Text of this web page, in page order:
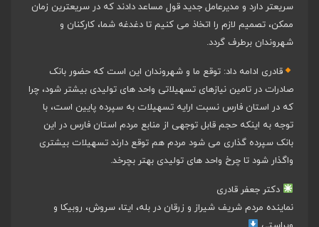
سریعتر دارد و مدیرعامل جدید قول مساعد دادند که در سریعترین زمان
ممکن، تصمیم لازم را اتخاذ می کنیم تا دغدغه شما، کارکنان و
شهروندان برطرف گردد.
قادری ادامه داد: توقع ما و شهروندان این است که حضور بانک
صادرات در تامین نیازهای تسهیلاتی واحد های تولیدی بیشتر شود، چرا
که در استان فارس نسبت ارایه تسهیلات به سپرده پایین است، با
توجه به اینکه حجم قابل توجهی از منابع مردم استان فارس در این
بانک سپرده گذاری می شود مردم هم توقع دارند تسهیلات بیشتری
واگذار شود تا چرخ واحد های تولیدی بهتر بچرخد.
دکتر جعفر قادری
نماینده مردم شریف شیراز و زرقان در بله، ایتا، سروش، روبیکا و